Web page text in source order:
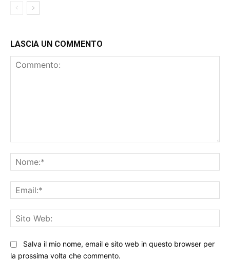
LASCIA UN COMMENTO
Salva il mio nome, email e sito web in questo browser per
la prossima volta che commento.